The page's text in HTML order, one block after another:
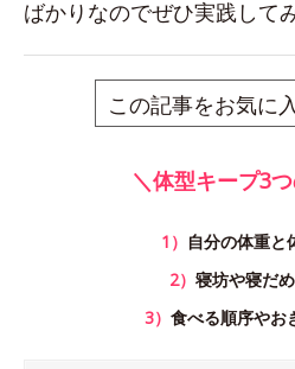
ばかりなのでぜひ実践してみ
この記事をお気に
＼体型キープ3
1） 自分の体重と
2） 寝坊や寝だ
3） 食べる順序やお